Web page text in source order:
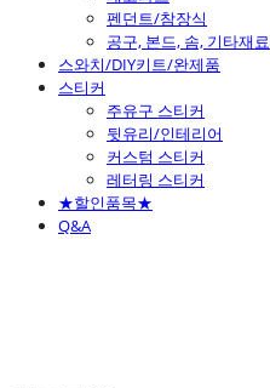
펜던트/참장식
공구, 본드, 솜, 기타재료
스와치/DIY키트/완제품
스티커
주유구 스티커
뒷유리/인테리어
커스텀 스티커
레터링 스티커
★할인품목★
Q&A